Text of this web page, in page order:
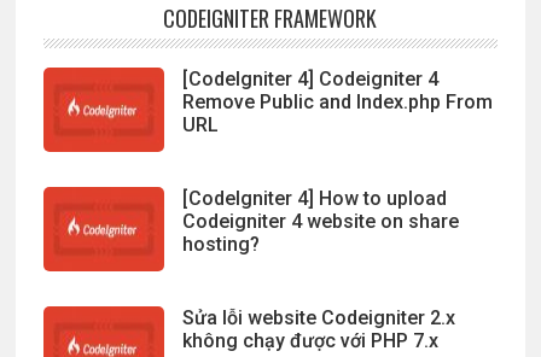
CODEIGNITER FRAMEWORK
[CodeIgniter 4] Codeigniter 4
Remove Public and Index.php From
URL
[CodeIgniter 4] How to upload
Codeigniter 4 website on share
hosting?
Sửa lỗi website Codeigniter 2.x
không chạy được với PHP 7.x